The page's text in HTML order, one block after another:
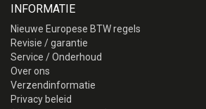
INFORMATIE
Nieuwe Europese BTW regels
Revisie / garantie
Service / Onderhoud
Over ons
Verzendinformatie
Privacy beleid